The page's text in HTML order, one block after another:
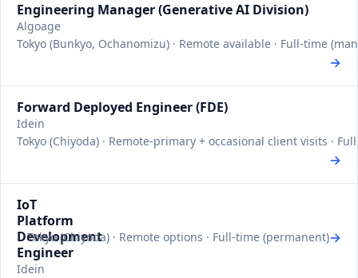
Engineering Manager (Generative AI Division)
Algoage
Tokyo (Bunkyo, Ochanomizu) · Remote available · Full-time
→
Forward Deployed Engineer (FDE)
Idein
Tokyo (Chiyoda) · Remote-primary + occasional client visits ·
→
IoT
Platform
Development
Engineer
Idein
Tokyo (Chiyoda) · Remote options · Full-time (permanent)→